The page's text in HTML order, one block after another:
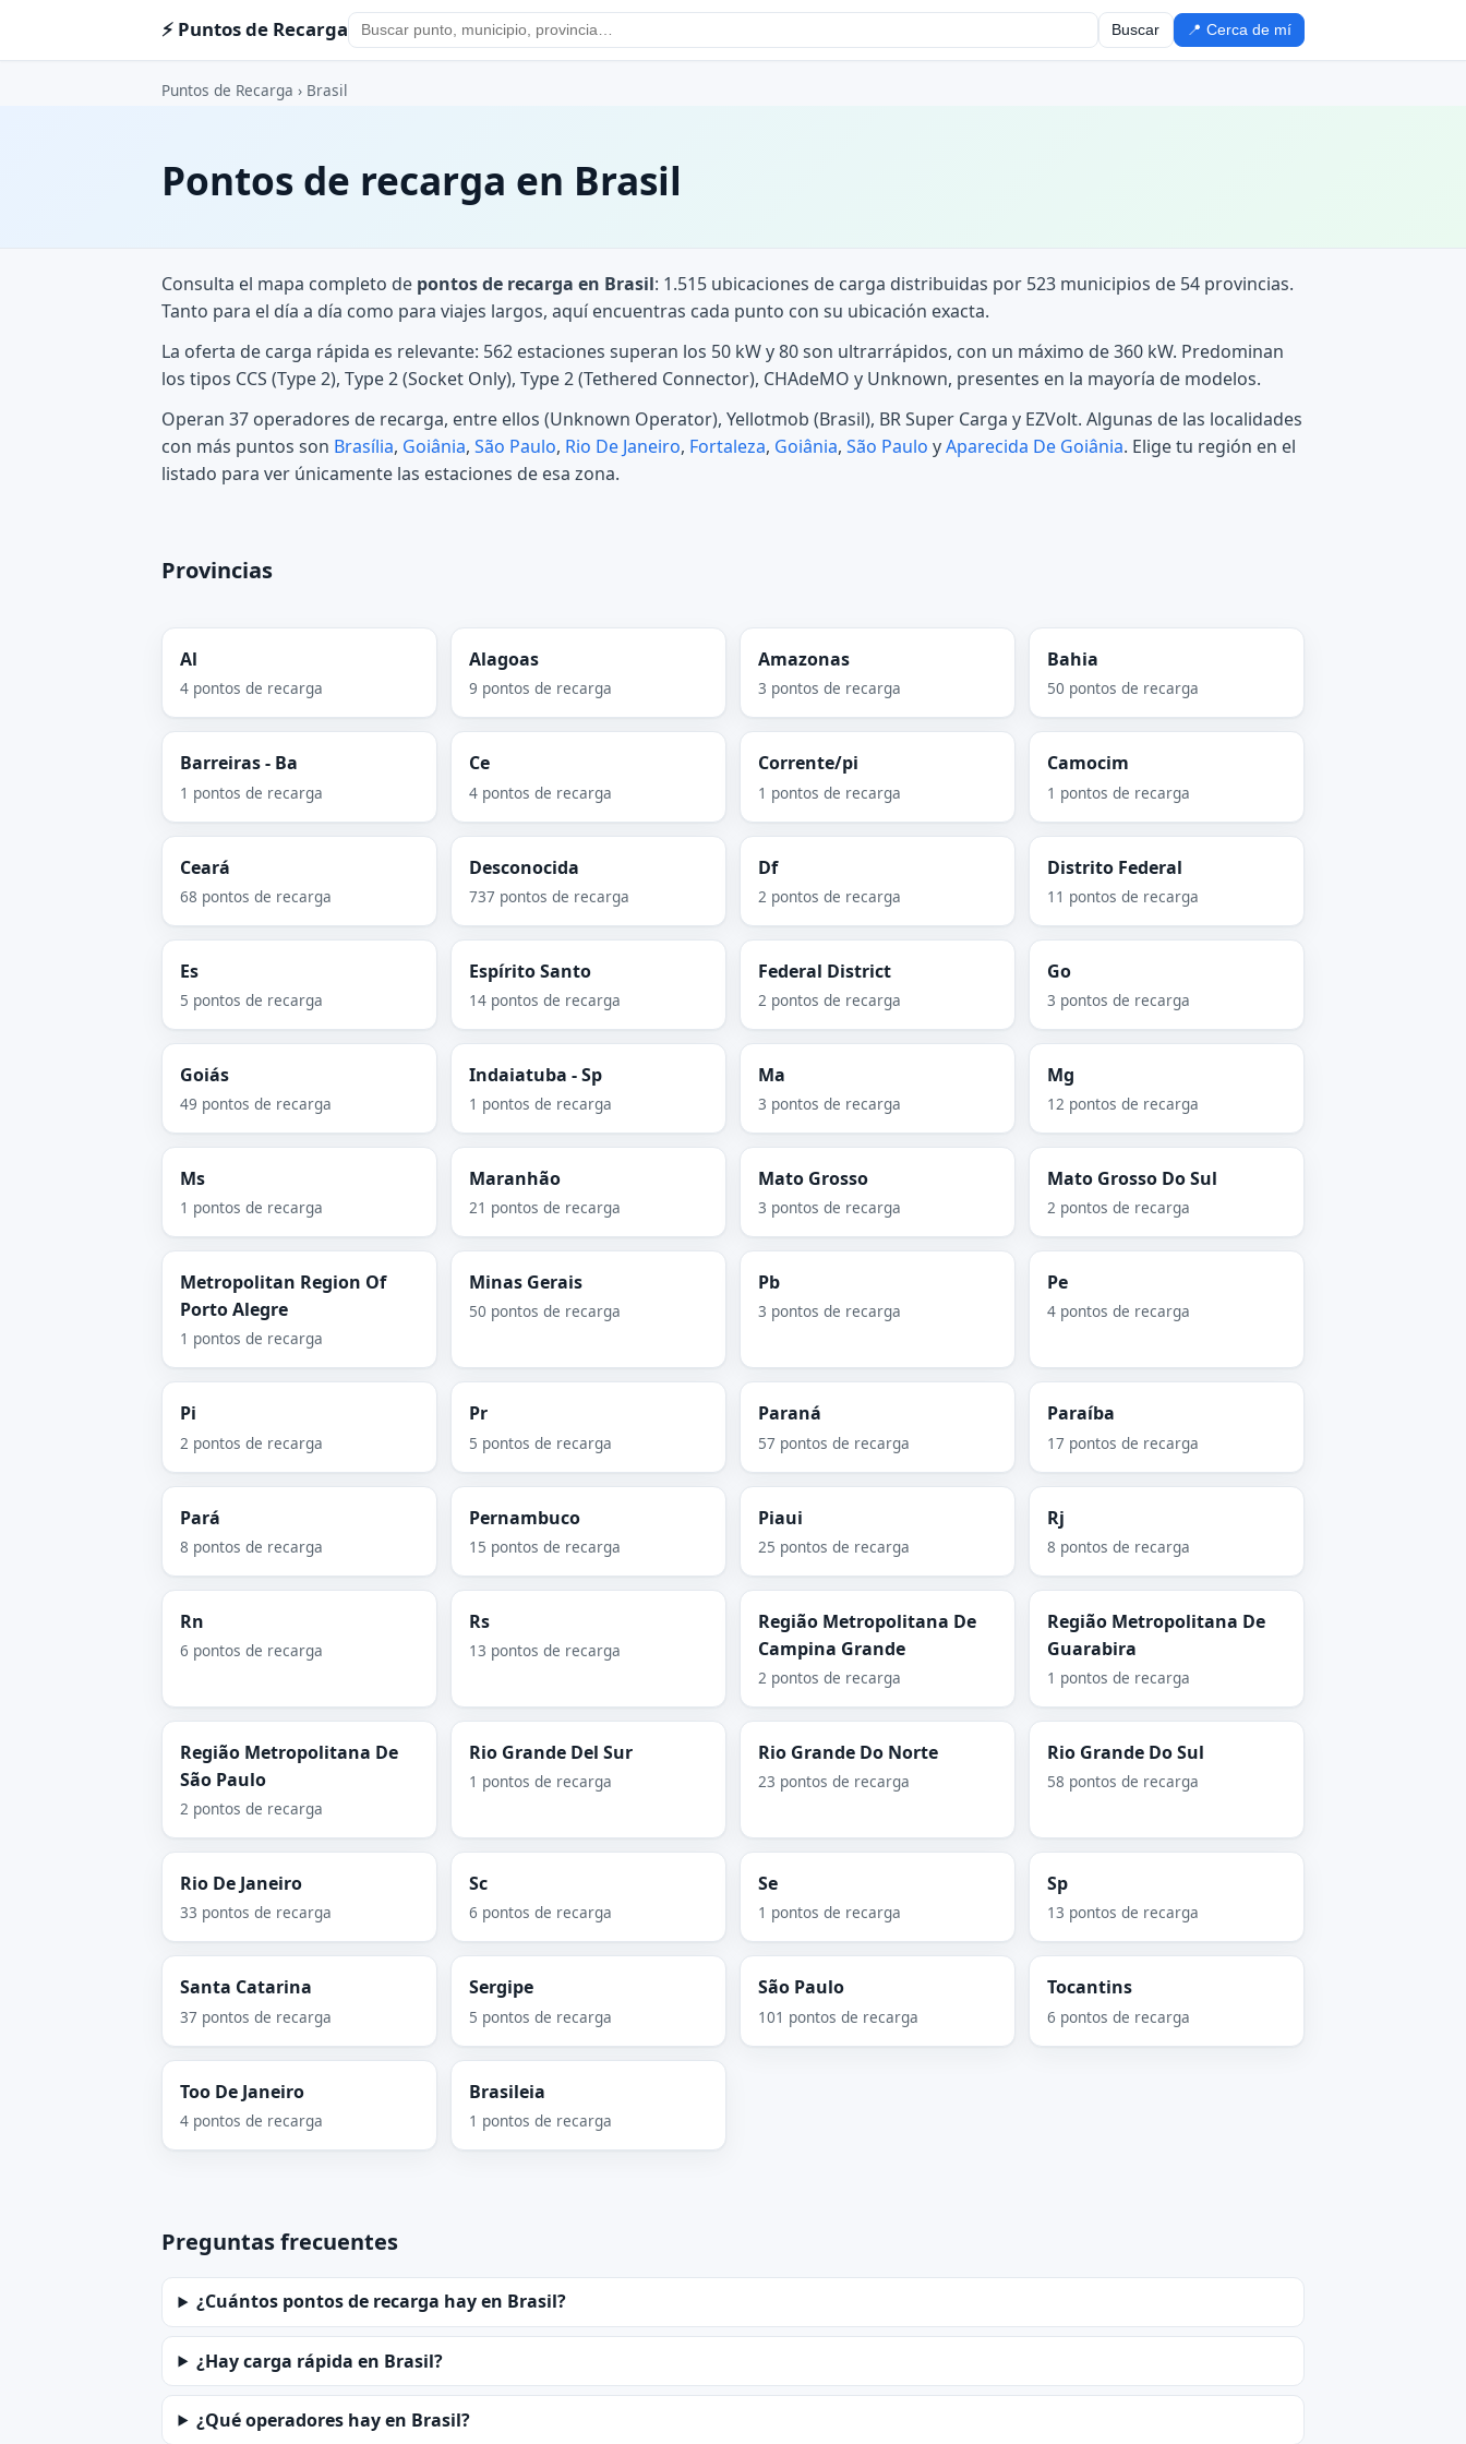
⚡ Puntos de Recarga Buscar 📍 Cerca de mí
Puntos de Recarga › Brasil
Pontos de recarga en Brasil
Consulta el mapa completo de pontos de recarga en Brasil: 1.515 ubicaciones de carga distribuidas por 523 municipios de 54 provincias.
Tanto para el día a día como para viajes largos, aquí encuentras cada punto con su ubicación exacta.
La oferta de carga rápida es relevante: 562 estaciones superan los 50 kW y 80 son ultrarrápidos, con un máximo de 360 kW. Predominan
los tipos CCS (Type 2), Type 2 (Socket Only), Type 2 (Tethered Connector), CHAdeMO y Unknown, presentes en la mayoría de modelos.
Operan 37 operadores de recarga, entre ellos (Unknown Operator), Yellotmob (Brasil), BR Super Carga y EZVolt. Algunas de las localidades
con más puntos son Brasília, Goiânia, São Paulo, Rio De Janeiro, Fortaleza, Goiânia, São Paulo yAparecida De Goiânia. Elige tu región en el
listado para ver únicamente las estaciones de esa zona.
Provincias
Al
4 pontos de recarga
Alagoas
9 pontos de recarga
Amazonas
3 pontos de recarga
Bahia
50 pontos de recarga
Barreiras - Ba
1 pontos de recarga
Ce
4 pontos de recarga
Corrente/pi
1 pontos de recarga
Camocim
1 pontos de recarga
Ceará
68 pontos de recarga
Desconocida
737 pontos de recarga
Df
2 pontos de recarga
Distrito Federal
11 pontos de recarga
Es
5 pontos de recarga
Espírito Santo
14 pontos de recarga
Federal District
2 pontos de recarga
Go
3 pontos de recarga
Goiás
49 pontos de recarga
Indaiatuba - Sp
1 pontos de recarga
Ma
3 pontos de recarga
Mg
12 pontos de recarga
Ms
1 pontos de recarga
Maranhão
21 pontos de recarga
Mato Grosso
3 pontos de recarga
Mato Grosso Do Sul
2 pontos de recarga
Metropolitan Region Of
Porto Alegre
1 pontos de recarga
Minas Gerais
50 pontos de recarga
Pb
3 pontos de recarga
Pe
4 pontos de recarga
Pi
2 pontos de recarga
Pr
5 pontos de recarga
Paraná
57 pontos de recarga
Paraíba
17 pontos de recarga
Pará
8 pontos de recarga
Pernambuco
15 pontos de recarga
Piaui
25 pontos de recarga
Rj
8 pontos de recarga
Rn
6 pontos de recarga
Rs
13 pontos de recarga
Região Metropolitana De
Campina Grande
2 pontos de recarga
Região Metropolitana De
Guarabira
1 pontos de recarga
Região Metropolitana De
São Paulo
2 pontos de recarga
Rio Grande Del Sur
1 pontos de recarga
Rio Grande Do Norte
23 pontos de recarga
Rio Grande Do Sul
58 pontos de recarga
Rio De Janeiro
33 pontos de recarga
Sc
6 pontos de recarga
Se
1 pontos de recarga
Sp
13 pontos de recarga
Santa Catarina
37 pontos de recarga
Sergipe
5 pontos de recarga
São Paulo
101 pontos de recarga
Tocantins
6 pontos de recarga
Too De Janeiro
4 pontos de recarga
Brasileia
1 pontos de recarga
Preguntas frecuentes
¿Cuántos pontos de recarga hay en Brasil?
¿Hay carga rápida en Brasil?
¿Qué operadores hay en Brasil?